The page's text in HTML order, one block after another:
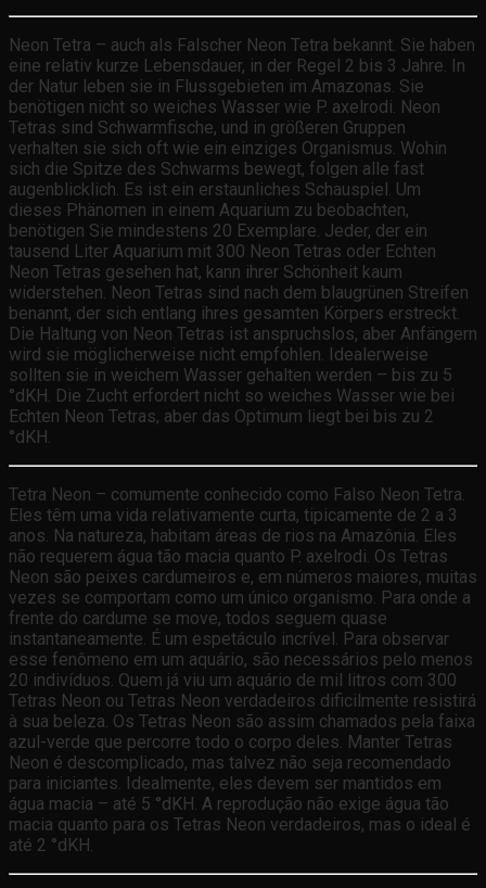
Neon Tetra – auch als Falscher Neon Tetra bekannt. Sie haben
eine relativ kurze Lebensdauer, in der Regel 2 bis 3 Jahre. In
der Natur leben sie in Flussgebieten im Amazonas. Sie
benötigen nicht so weiches Wasser wie P. axelrodi. Neon
Tetras sind Schwarmfische, und in größeren Gruppen
verhalten sie sich oft wie ein einziges Organismus. Wohin
sich die Spitze des Schwarms bewegt, folgen alle fast
augenblicklich. Es ist ein erstaunliches Schauspiel. Um
dieses Phänomen in einem Aquarium zu beobachten,
benötigen Sie mindestens 20 Exemplare. Jeder, der ein
tausend Liter Aquarium mit 300 Neon Tetras oder Echten
Neon Tetras gesehen hat, kann ihrer Schönheit kaum
widerstehen. Neon Tetras sind nach dem blaugrünen Streifen
benannt, der sich entlang ihres gesamten Körpers erstreckt.
Die Haltung von Neon Tetras ist anspruchslos, aber Anfängern
wird sie möglicherweise nicht empfohlen. Idealerweise
sollten sie in weichem Wasser gehalten werden – bis zu 5
°dKH. Die Zucht erfordert nicht so weiches Wasser wie bei
Echten Neon Tetras, aber das Optimum liegt bei bis zu 2
°dKH.
Tetra Neon – comumente conhecido como Falso Neon Tetra.
Eles têm uma vida relativamente curta, tipicamente de 2 a 3
anos. Na natureza, habitam áreas de rios na Amazônia. Eles
não requerem água tão macia quanto P. axelrodi. Os Tetras
Neon são peixes cardumeiros e, em números maiores, muitas
vezes se comportam como um único organismo. Para onde a
frente do cardume se move, todos seguem quase
instantaneamente. É um espetáculo incrível. Para observar
esse fenômeno em um aquário, são necessários pelo menos
20 indivíduos. Quem já viu um aquário de mil litros com 300
Tetras Neon ou Tetras Neon verdadeiros dificilmente resistirá
à sua beleza. Os Tetras Neon são assim chamados pela faixa
azul-verde que percorre todo o corpo deles. Manter Tetras
Neon é descomplicado, mas talvez não seja recomendado
para iniciantes. Idealmente, eles devem ser mantidos em
água macia – até 5 °dKH. A reprodução não exige água tão
macia quanto para os Tetras Neon verdadeiros, mas o ideal é
até 2 °dKH.